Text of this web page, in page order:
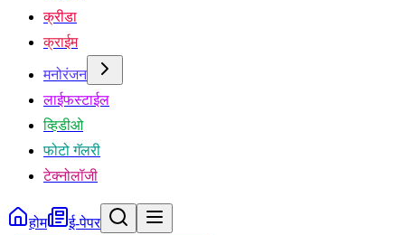
क्रीडा
क्राईम
मनोरंजन
लाईफस्टाईल
व्हिडीओ
फोटो गॅलरी
टेक्नोलॉजी
होम ई-पेपर